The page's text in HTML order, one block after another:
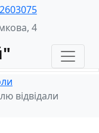
4
відвідали